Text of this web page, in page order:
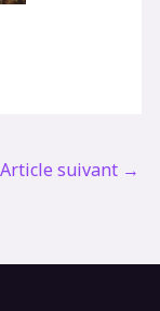
Article suivant →